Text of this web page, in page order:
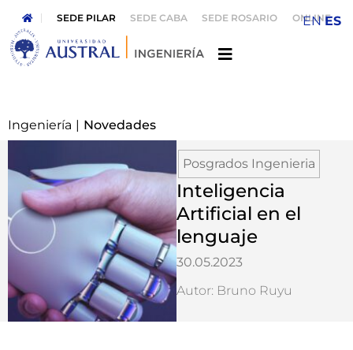
SEDE PILAR SEDE CABA SEDE ROSARIO ONLINE
Ingeniería | Novedades
Posgrados Ingenieria
Inteligencia
Artificial en el
lenguaje
30.05.2023
Autor: Bruno Ruyu
EN ES